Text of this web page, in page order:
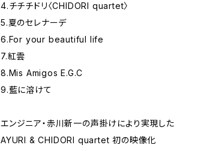
4.チチチドリ〈CHIDORI quartet〉
5.夏のセレナーデ
6.For your beautiful life
7.紅雲
8.Mis Amigos E.G.C
9.藍に溶けて
エンジニア・赤川新一の声掛けにより実現した
AYURI & CHIDORI quartet 初の映像化